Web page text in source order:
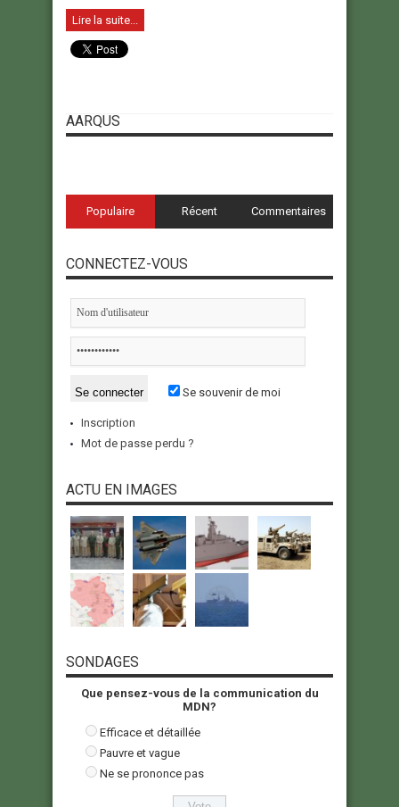
Lire la suite...
AARQUS
Populaire Récent Commentaires
CONNECTEZ-VOUS
Se souvenir de moi
Inscription
Mot de passe perdu ?
ACTU EN IMAGES
SONDAGES
Que pensez-vous de la communication du
MDN?
Efficace et détaillée
Pauvre et vague
Ne se prononce pas